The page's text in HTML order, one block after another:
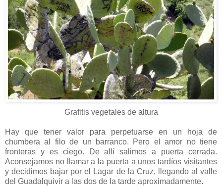
Grafitis vegetales de altura
Hay que tener valor para perpetuarse en un hoja de
chumbera al filo de un barranco. Pero el amor no tiene
fronteras y es ciego. De allí salimos a puerta cerrada.
Aconsejamos no llamar a la puerta a unos tardíos visitantes
y decidimos bajar por el Lagar de la Cruz, llegando al valle
del Guadalquivir a las dos de la tarde aproximadamente.